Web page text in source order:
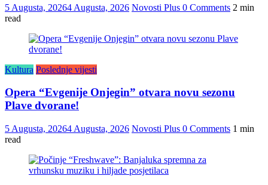
5 Augusta, 20264 Augusta, 2026 Novosti Plus 0 Comments 2 min
read
Kultura Poslednje vijesti
Opera “Evgenije Onjegin” otvara novu sezonu
Plave dvorane!
5 Augusta, 20264 Augusta, 2026 Novosti Plus 0 Comments 1 min
read